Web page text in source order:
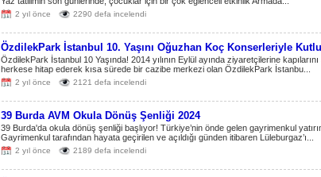
2 yıl önce 2290 defa incelendi
ÖzdilekPark İstanbul 10. Yaşını Oğuzhan Koç Konserleriyle
ÖzdilekPark İstanbul 10 Yaşında! 2014 yılının Eylül ayında ziyaretçilerine
herkese hitap ederek kısa sürede bir cazibe merkezi olan ÖzdilekPark İstanbu...
2 yıl önce 2121 defa incelendi
39 Burda AVM Okula Dönüş Şenliği 2024
39 Burda'da okula dönüş şenliği başlıyor! Türkiye’nin önde gelen gayrimenkul
Gayrimenkul tarafından hayata geçirilen ve açıldığı günden itibaren Lüleburgaz’ı...
2 yıl önce 2189 defa incelendi